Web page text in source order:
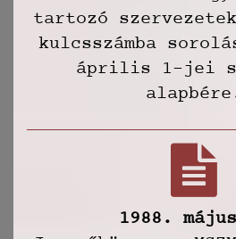
tartozó
kulcsszámba
április 1-jei
1988.